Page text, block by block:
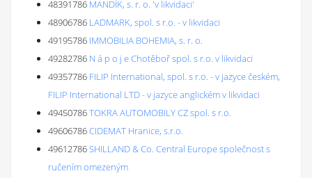
48391786 MANDÍK, s. r. o. 'v likvidaci'
48906786 LADMARK, spol. s r.o. - v likvidaci
49195786 IMMOBILIA BOHEMIA, s. r. o.
49282786 N á p o j e Chotěboř spol. s r.o. v likvidaci
49357786 FILIP International, spol. s r.o. - v jazyce českém,
FILIP International LTD - v jazyce anglickém v likvidaci
49450786TOKRA AUTOMOBILY CZ spol. s r.o.
49606786CIDEMAT Hranice, s.r.o.
49612786SHILLAND & Co. Central Europe společnost s
ručením omezeným